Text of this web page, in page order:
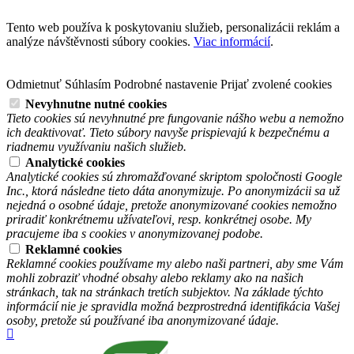
Tento web používa k poskytovaniu služieb, personalizácii reklám a
analýze návštěvnosti súbory cookies. Viac informácií.
Odmietnuť Súhlasím Podrobné nastavenie Prijať zvolené cookies
Nevyhnutne nutné cookies
Tieto cookies sú nevyhnutné pre fungovanie nášho webu a nemožno
ich deaktivovať. Tieto súbory navyše prispievajú k bezpečnému a
riadnemu využívaniu našich služieb.
Analytické cookies
Analytické cookies sú zhromažďované skriptom spoločnosti Google
Inc., ktorá následne tieto dáta anonymizuje. Po anonymizácii sa už
nejedná o osobné údaje, pretože anonymizované cookies nemožno
priradiť konkrétnemu užívateľovi, resp. konkrétnej osobe. My
pracujeme iba s cookies v anonymizovanej podobe.
Reklamné cookies
Reklamné cookies používame my alebo naši partneri, aby sme Vám
mohli zobraziť vhodné obsahy alebo reklamy ako na našich
stránkach, tak na stránkach tretích subjektov. Na základe týchto
informácií nie je spravidla možná bezprostredná identifikácia Vašej
osoby, pretože sú používané iba anonymizované údaje.